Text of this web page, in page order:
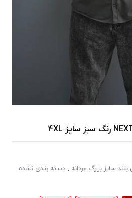
سایز بزرگ مردانه ,دسته بندی نشده